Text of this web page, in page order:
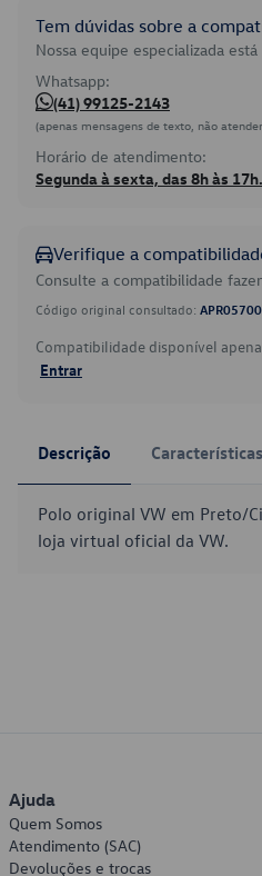
Tem dúvidas sobre a
Nossa equipe especializada
Whatsapp:
(41) 99125-2143
(apenas mensagens de texto, não
Horário de atendimento:
Segunda à sexta, das 8h às 17h.
Verifique a
Consulte a compatibilidade
Código original consultado:
Compatibilidade disponível
Entrar
Descrição Características
Polo original VW em Preto/
loja virtual oficial da VW.
Ajuda
Quem Somos
Atendimento (SAC)
Devoluções e trocas